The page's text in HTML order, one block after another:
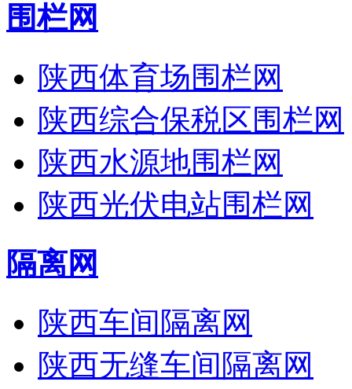
围栏网
陕西体育场围栏网
陕西综合保税区围栏网
陕西水源地围栏网
陕西光伏电站围栏网
隔离网
陕西车间隔离网
陕西无缝车间隔离网